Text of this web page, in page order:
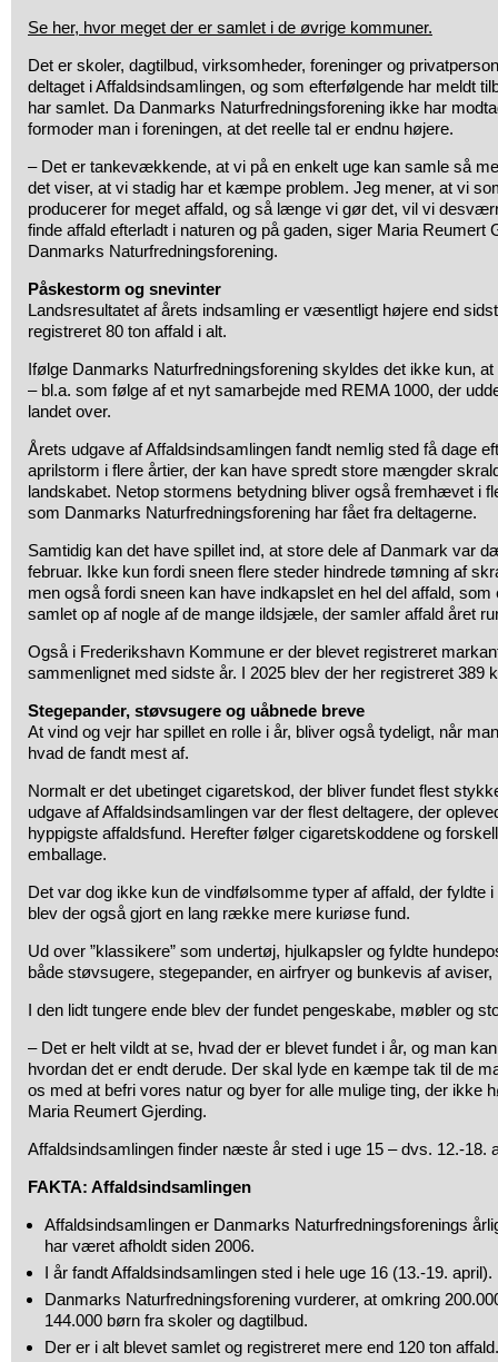
Se her, hvor meget der er samlet i de øvrige kommuner.
Det er skoler, dagtilbud, virksomheder, foreninger og
deltaget i Affaldsindsamlingen, og som efterfølgende har meldt
har samlet. Da Danmarks Naturfredningsforening ikke har
formoder man i foreningen, at det reelle tal er endnu højere.
– Det er tankevækkende, at vi på en enkelt uge kan samle så
det viser, at vi stadig har et kæmpe problem. Jeg mener, at vi
producerer for meget affald, og så længe vi gør det, vil vi
finde affald efterladt i naturen og på gaden, siger Maria Reumert
Danmarks Naturfredningsforening.
Påskestorm og snevinter
Landsresultatet af årets indsamling er væsentligt højere end
registreret 80 ton affald i alt.
Ifølge Danmarks Naturfredningsforening skyldes det ikke kun,
– bl.a. som følge af et nyt samarbejde med REMA 1000, der
landet over.
Årets udgave af Affaldsindsamlingen fandt nemlig sted få dage
aprilstorm i flere årtier, der kan have spredt store mængder
landskabet. Netop stormens betydning bliver også fremhævet i
som Danmarks Naturfredningsforening har fået fra deltagerne.
Samtidig kan det have spillet ind, at store dele af Danmark var
februar. Ikke kun fordi sneen flere steder hindrede tømning af
men også fordi sneen kan have indkapslet en hel del affald,
samlet op af nogle af de mange ildsjæle, der samler affald året
Også i Frederikshavn Kommune er der blevet registreret
sammenlignet med sidste år. I 2025 blev der her registreret 389
Stegepander, støvsugere og uåbnede breve
At vind og vejr har spillet en rolle i år, bliver også tydeligt, når
hvad de fandt mest af.
Normalt er det ubetinget cigaretskod, der bliver fundet flest
udgave af Affaldsindsamlingen var der flest deltagere, der
hyppigste affaldsfund. Herefter følger cigaretskoddene og
emballage.
Det var dog ikke kun de vindfølsomme typer af affald, der fyldte
blev der også gjort en lang række mere kuriøse fund.
Ud over ”klassikere” som undertøj, hjulkapsler og fyldte
både støvsugere, stegepander, en airfryer og bunkevis af
I den lidt tungere ende blev der fundet pengeskabe, møbler og
– Det er helt vildt at se, hvad der er blevet fundet i år, og man
hvordan det er endt derude. Der skal lyde en kæmpe tak til de
os med at befri vores natur og byer for alle mulige ting, der ikke
Maria Reumert Gjerding.
Affaldsindsamlingen finder næste år sted i uge 15 – dvs. 12.-18.
FAKTA: Affaldsindsamlingen
Affaldsindsamlingen er Danmarks Naturfredningsforenings
har været afholdt siden 2006.
I år fandt Affaldsindsamlingen sted i hele uge 16 (13.-19. april).
Danmarks Naturfredningsforening vurderer, at omkring
144.000 børn fra skoler og dagtilbud.
Der er i alt blevet samlet og registreret mere end 120 ton affald.